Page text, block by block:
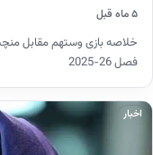
۵ ماه قبل
خلاصه بازی وستهم مقابل
فصل 26-2025
اخبار